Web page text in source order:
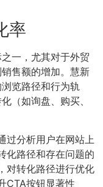
率
一，尤其对于外贸
售额的增加。慧新
览路径和行为轨
（如询盘、购买、
过分析用户在网站上
化路径和存在问题的
对转化路径进行优化
CTA按钮显著性